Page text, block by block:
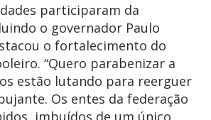
participaram da
o governador Paulo
o fortalecimento do
“Quero parabenizar a
estão lutando para reerguer
Os entes da federação
imbuídos de um único